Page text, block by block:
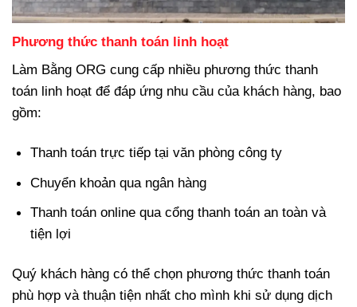
Phương thức thanh toán linh hoạt
Làm Bằng ORG cung cấp nhiều phương thức thanh
toán linh hoạt để đáp ứng nhu cầu của khách hàng, bao
gồm:
Thanh toán trực tiếp tại văn phòng công ty
Chuyển khoản qua ngân hàng
Thanh toán online qua cổng thanh toán an toàn và
tiện lợi
Quý khách hàng có thể chọn phương thức thanh toán
phù hợp và thuận tiện nhất cho mình khi sử dụng dịch